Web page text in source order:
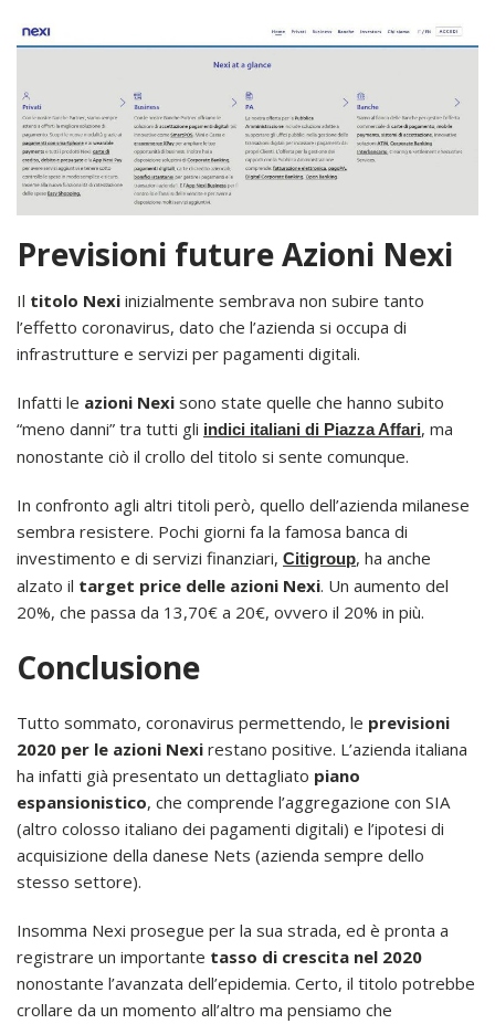
Previsioni future Azioni Nexi
Il titolo Nexi inizialmente sembrava non subire tanto
l’effetto coronavirus, dato che l’azienda si occupa di
infrastrutture e servizi per pagamenti digitali.
Infatti le azioni Nexi sono state quelle che hanno subito
“meno danni” tra tutti gli indici italiani di Piazza Affari, ma
nonostante ciò il crollo del titolo si sente comunque.
In confronto agli altri titoli però, quello dell’azienda milanese
sembra resistere. Pochi giorni fa la famosa banca di
investimento e di servizi finanziari, Citigroup, ha anche
alzato il target price delle azioni Nexi. Un aumento del
20%, che passa da 13,70€ a 20€, ovvero il 20% in più.
Conclusione
Tutto sommato, coronavirus permettendo, le previsioni
2020 per le azioni Nexi restano positive. L’azienda italiana
ha infatti già presentato un dettagliato piano
espansionistico, che comprende l’aggregazione con SIA
(altro colosso italiano dei pagamenti digitali) e l’ipotesi di
acquisizione della danese Nets (azienda sempre dello
stesso settore).
Insomma Nexi prosegue per la sua strada, ed è pronta a
registrare un importante tasso di crescita nel 2020
nonostante l’avanzata dell’epidemia. Certo, il titolo potrebbe
crollare da un momento all’altro ma pensiamo che